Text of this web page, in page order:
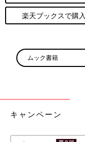
楽天ブックスで購入
ムック書籍
キャンペーン